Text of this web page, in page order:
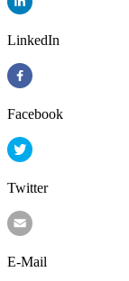
LinkedIn
Facebook
Twitter
E-Mail